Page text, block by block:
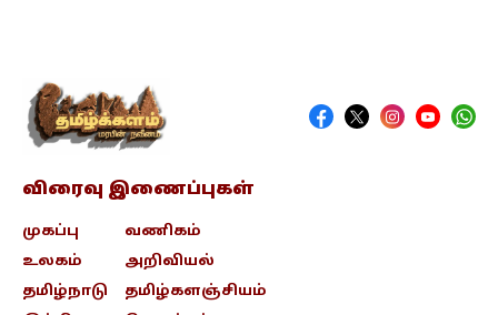
விரைவு இணைப்புகள்
முகப்பு
உலகம்
தமிழ்நாடு
வணிகம்
அறிவியல்
தமிழ்களஞ்சியம்